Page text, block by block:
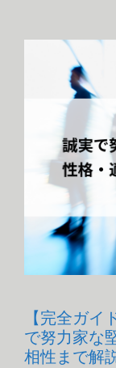
リ
【完全ガ
で努力家な
相性まで解